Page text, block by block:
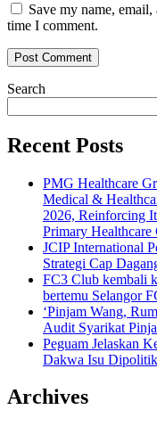
Save my name,
time I comment.
Search
Recent Posts
PMG Healthcare
Medical &
2026, Reinforcing
Primary Healthcare
JCIP International
Strategi Cap
FC3 Club kembali
bertemu Selangor
‘Pinjam Wang,
Audit Syarikat
Peguam Jelaskan
Dakwa Isu
Archives